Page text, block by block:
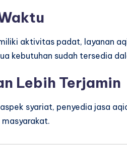
aktivitas padat, layanan
kebutuhan sudah tersedia
Lebih Terjamin
syariat, penyedia jasa